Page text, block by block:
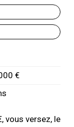
€
vous versez, le